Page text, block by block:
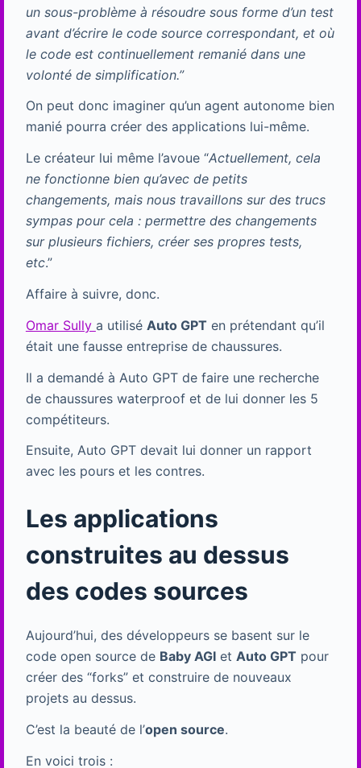
un sous-problème à résoudre sous forme d’un test
avant d’écrire le code source correspondant, et où
le code est continuellement remanié dans une
volonté de simplification.”
On peut donc imaginer qu’un agent autonome bien
manié pourra créer des applications lui-même.
Le créateur lui même l’avoue “Actuellement, cela
ne fonctionne bien qu’avec de petits
changements, mais nous travaillons sur des trucs
sympas pour cela : permettre des changements
sur plusieurs fichiers, créer ses propres tests,
etc.”
Affaire à suivre, donc.
Omar Sully a utilisé Auto GPT en prétendant qu’il
était une fausse entreprise de chaussures.
Il a demandé à Auto GPT de faire une recherche
de chaussures waterproof et de lui donner les 5
compétiteurs.
Ensuite, Auto GPT devait lui donner un rapport
avec les pours et les contres.
Les applications
construites au dessus
des codes sources
Aujourd’hui, des développeurs se basent sur le
code open source de Baby AGIet Auto GPT pour
créer des “forks” et construire de nouveaux
projets au dessus.
C’est la beauté de l’open source.
En voici trois :